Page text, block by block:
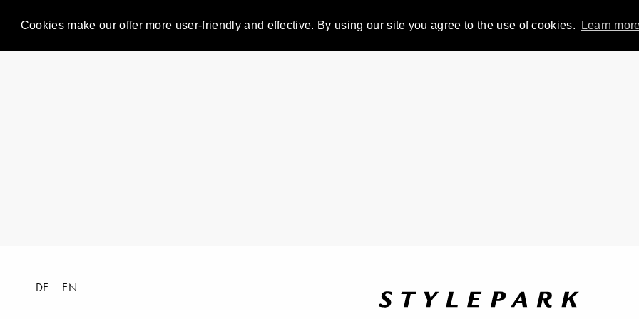
Cookies make our offer more user-friendly and effective. By using our site you agree to the use of cookies. Learn
DE EN